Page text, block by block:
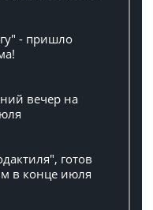
- пришло
вечер на
готов
в конце июля